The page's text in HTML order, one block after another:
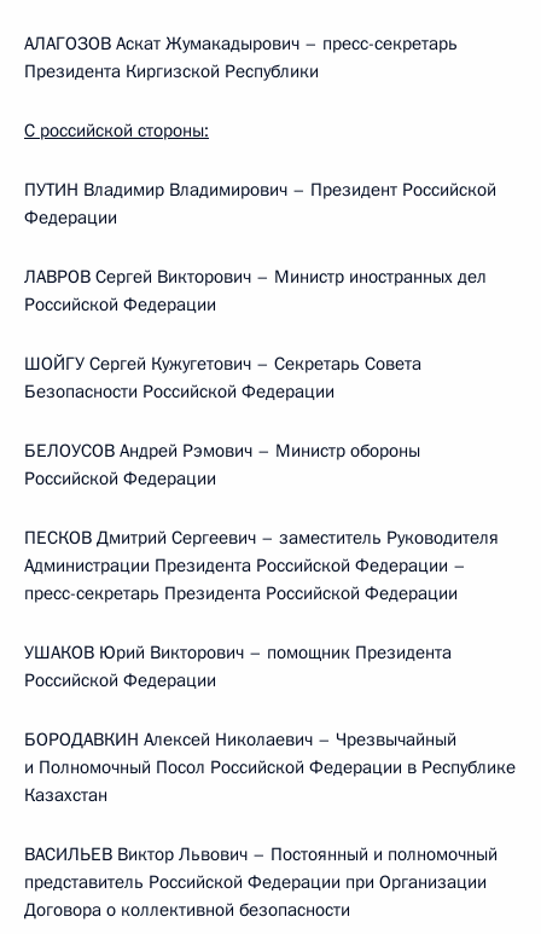
АЛАГОЗОВ Аскат Жумакадырович – пресс-секретарь
Президента Киргизской Республики
С российской стороны:
ПУТИН Владимир Владимирович – Президент Российской
Федерации
ЛАВРОВ Сергей Викторович – Министр иностранных дел
Российской Федерации
ШОЙГУ Сергей Кужугетович – Секретарь Совета
Безопасности Российской Федерации
БЕЛОУСОВ Андрей Рэмович – Министр обороны
Российской Федерации
ПЕСКОВ Дмитрий Сергеевич – заместитель Руководителя
Администрации Президента Российской Федерации –
пресс-секретарь Президента Российской Федерации
УШАКОВ Юрий Викторович – помощник Президента
Российской Федерации
БОРОДАВКИН Алексей Николаевич – Чрезвычайный
и Полномочный Посол Российской Федерации в Республике
Казахстан
ВАСИЛЬЕВ Виктор Львович – Постоянный и полномочный
представитель Российской Федерации при Организации
Договора о коллективной безопасности